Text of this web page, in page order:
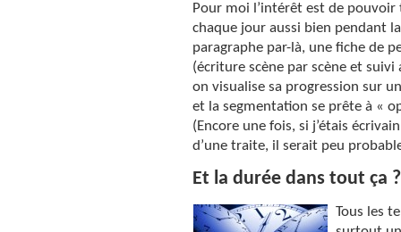
Pour moi l’intérêt est de
chaque jour aussi bien pendant
paragraphe par-là, une fiche de
(écriture scène par scène et
on visualise sa progression sur
et la segmentation se prête à «
(Encore une fois, si j’étais
d’une traite, il serait peu
Et la durée dans tout ça ?
Tous les